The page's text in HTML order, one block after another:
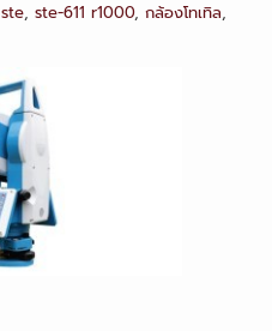
ste, ste-611 r1000, กล้องโทเทิล,